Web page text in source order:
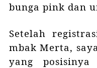
bunga pink dan
Setelah
mbak Merta,
yang